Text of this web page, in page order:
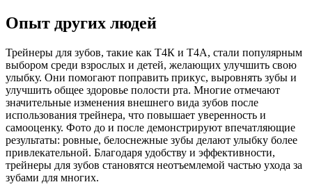
Опыт других людей
Трейнеры для зубов, такие как Т4К и Т4А, стали популярным
выбором среди взрослых и детей, желающих улучшить свою
улыбку. Они помогают поправить прикус, выровнять зубы и
улучшить общее здоровье полости рта. Многие отмечают
значительные изменения внешнего вида зубов после
использования трейнера, что повышает уверенность и
самооценку. Фото до и после демонстрируют впечатляющие
результаты: ровные, белоснежные зубы делают улыбку более
привлекательной. Благодаря удобству и эффективности,
трейнеры для зубов становятся неотъемлемой частью ухода за
зубами для многих.